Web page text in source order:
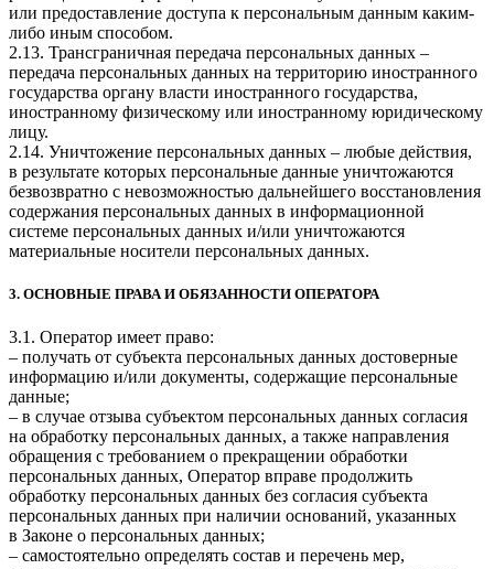
или предоставление доступа к персональным данным каким-
либо иным способом.
2.13. Трансграничная передача персональных данных –
передача персональных данных на территорию иностранного
государства органу власти иностранного государства,
иностранному физическому или иностранному юридическому
лицу.
2.14. Уничтожение персональных данных – любые действия,
в результате которых персональные данные уничтожаются
безвозвратно с невозможностью дальнейшего восстановления
содержания персональных данных в информационной
системе персональных данных и/или уничтожаются
материальные носители персональных данных.
3. ОСНОВНЫЕ ПРАВА И ОБЯЗАННОСТИ ОПЕРАТОРА
3.1. Оператор имеет право:
– получать от субъекта персональных данных достоверные
информацию и/или документы, содержащие персональные
данные;
– в случае отзыва субъектом персональных данных согласия
на обработку персональных данных, а также направления
обращения с требованием о прекращении обработки
персональных данных, Оператор вправе продолжить
обработку персональных данных без согласия субъекта
персональных данных при наличии оснований, указанных
в Законе о персональных данных;
– самостоятельно определять состав и перечень мер,